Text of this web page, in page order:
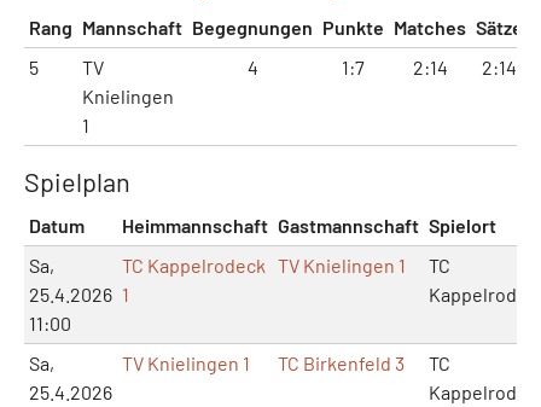
Rang Mannschaft Begegnungen Punkte Matches Sätze
5
TV
Knielingen
1
4 1:7 2:14 2:14
Spielplan
Datum Heimmannschaft Gastmannschaft Spielort
Sa,
25.4.2026
11:00
TC Kappelrodeck
1
TV Knielingen 1
TC
Sa,
25.4.2026
TV Knielingen 1 TC Birkenfeld 3
TC